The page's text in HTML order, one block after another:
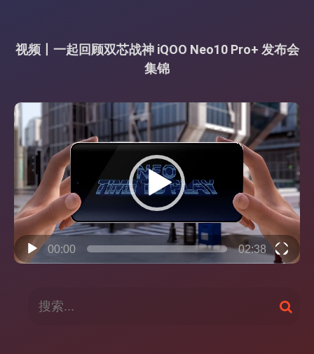
视频丨一起回顾双芯战神 iQOO Neo10 Pro+ 发布会
集锦
视
频
播
放
器
00:00 02:38
搜
索